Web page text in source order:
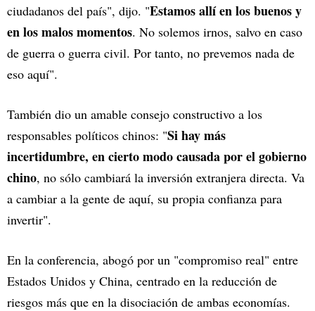
ciudadanos del país", dijo. "Estamos allí en los buenos y
en los malos momentos. No solemos irnos, salvo en caso
de guerra o guerra civil. Por tanto, no prevemos nada de
eso aquí".
También dio un amable consejo constructivo a los
responsables políticos chinos: "Si hay más
incertidumbre, en cierto modo causada por el gobierno
chino, no sólo cambiará la inversión extranjera directa. Va
a cambiar a la gente de aquí, su propia confianza para
invertir".
En la conferencia, abogó por un "compromiso real" entre
Estados Unidos y China, centrado en la reducción de
riesgos más que en la disociación de ambas economías.